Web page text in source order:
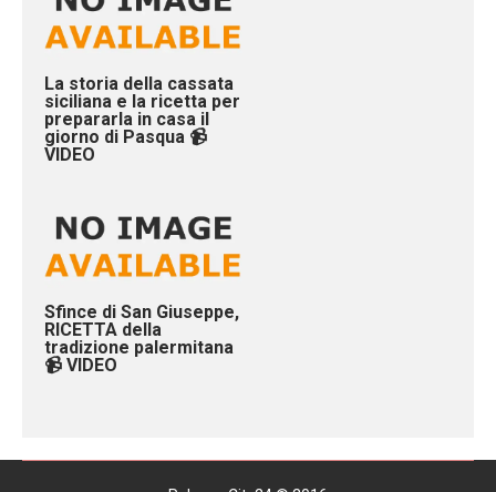
La storia della cassata
siciliana e la ricetta per
prepararla in casa il
giorno di Pasqua 📹
VIDEO
Sfince di San Giuseppe,
RICETTA della
tradizione palermitana
📹 VIDEO